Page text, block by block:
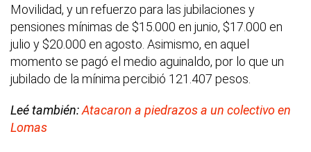
Movilidad, y un refuerzo para las jubilaciones y
pensiones mínimas de $15.000 en junio, $17.000 en
julio y $20.000 en agosto. Asimismo, en aquel
momento se pagó el medio aguinaldo, por lo que un
jubilado de la mínima percibió 121.407 pesos.
Leé también:Atacaron a piedrazos a un colectivo en
Lomas